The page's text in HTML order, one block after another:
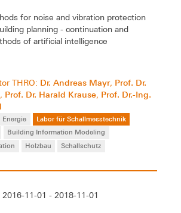
for noise and vibration protection
planning - continuation and
of artificial intelligence
THRO: Dr. Andreas Mayr, Prof. Dr.
, Prof. Dr. Harald Krause, Prof. Dr.-Ing.
Energie
Labor für Schallmesstechnik
Building Information Modeling
Holzbau Schallschutz
11-01 - 2018-11-01